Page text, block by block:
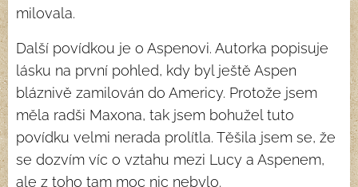
milovala.
Další povídkou je o Aspenovi. Autorka popisuje
lásku na první pohled, kdy byl ještě Aspen
bláznivě zamilován do Americy. Protože jsem
měla radši Maxona, tak jsem bohužel tuto
povídku velmi nerada prolítla. Těšila jsem se, že
se dozvím víc o vztahu mezi Lucy a Aspenem,
ale z toho tam moc nic nebylo.